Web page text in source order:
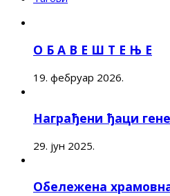
О Б А В Е Ш Т Е Њ Е
19. фебруар 2026.
Награђени ђаци
29. јун 2025.
Обележена